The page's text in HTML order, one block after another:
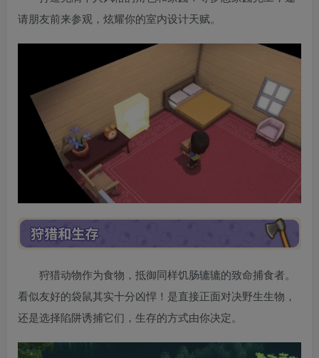
请朋友前来参观，炫耀你的室内设计天赋。
狩猎动物作为食物，抵御同样饥肠辘辘的致命捕食者。
看似友好的袋鼠其实十分凶悍！是直接正面对决野生生物，
还是选择陷阱诱捕它们，生存的方式由你决定。